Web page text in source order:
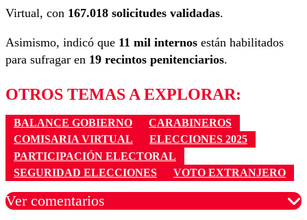
Virtual, con 167.018 solicitudes validadas.
Asimismo, indicó que 11 mil internos están habilitados
para sufragar en 19 recintos penitenciarios.
OTROS TEMAS A EXPLORAR:
BALANCE GOBIERNO
CARABINEROS
COMISARIA VIRTUAL
ELECCIONES 2025
PARTICIPACIÓN ELECTORAL
SEGURIDAD ELECCIONES
VOTO EXTRANJERO
Ver comentarios